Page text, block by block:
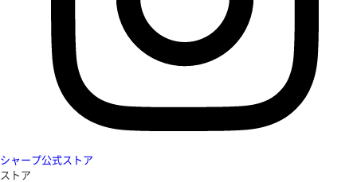
シャープ公式ストア
ストア